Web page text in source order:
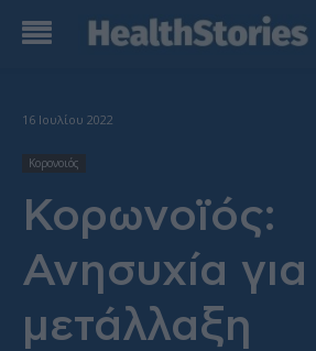
16 Ιουλίου 2022
Κορονοιός
Κορωνοϊός:
Ανησυχία
μετάλλαξη